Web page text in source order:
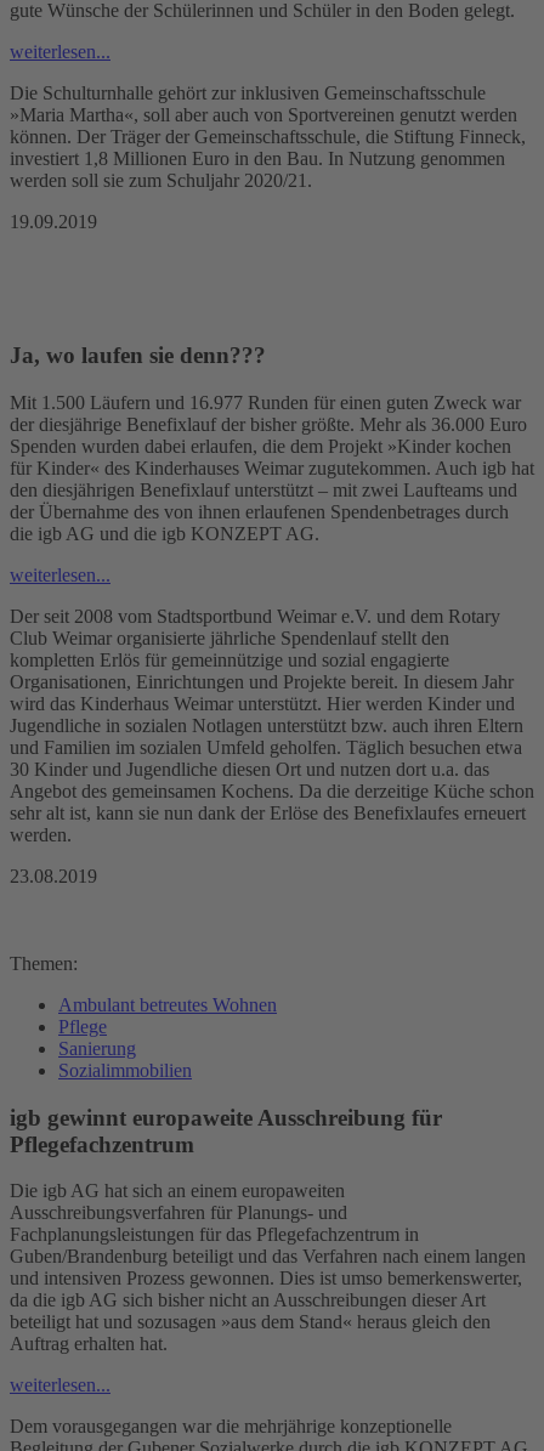
gute Wünsche der Schülerinnen und Schüler in den Boden gelegt.
weiterlesen...
Die Schulturnhalle gehört zur inklusiven Gemeinschaftsschule
»Maria Martha«, soll aber auch von Sportvereinen genutzt werden
können. Der Träger der Gemeinschaftsschule, die Stiftung Finneck,
investiert 1,8 Millionen Euro in den Bau. In Nutzung genommen
werden soll sie zum Schuljahr 2020/21.
19.09.2019
Ja, wo laufen sie denn???
Mit 1.500 Läufern und 16.977 Runden für einen guten Zweck war
der diesjährige Benefixlauf der bisher größte. Mehr als 36.000 Euro
Spenden wurden dabei erlaufen, die dem Projekt »Kinder kochen
für Kinder« des Kinderhauses Weimar zugutekommen. Auch igb hat
den diesjährigen Benefixlauf unterstützt – mit zwei Laufteams und
der Übernahme des von ihnen erlaufenen Spendenbetrages durch
die igb AG und die igb KONZEPT AG.
weiterlesen...
Der seit 2008 vom Stadtsportbund Weimar e.V. und dem Rotary
Club Weimar organisierte jährliche Spendenlauf stellt den
kompletten Erlös für gemeinnützige und sozial engagierte
Organisationen, Einrichtungen und Projekte bereit. In diesem Jahr
wird das Kinderhaus Weimar unterstützt. Hier werden Kinder und
Jugendliche in sozialen Notlagen unterstützt bzw. auch ihren Eltern
und Familien im sozialen Umfeld geholfen. Täglich besuchen etwa
30 Kinder und Jugendliche diesen Ort und nutzen dort u.a. das
Angebot des gemeinsamen Kochens. Da die derzeitige Küche schon
sehr alt ist, kann sie nun dank der Erlöse des Benefixlaufes erneuert
werden.
23.08.2019
Themen:
Ambulant betreutes Wohnen
Pflege
Sanierung
Sozialimmobilien
igb gewinnt europaweite Ausschreibung für
Pflegefachzentrum
Die igb AG hat sich an einem europaweiten
Ausschreibungsverfahren für Planungs- und
Fachplanungsleistungen für das Pflegefachzentrum in
Guben/Brandenburg beteiligt und das Verfahren nach einem langen
und intensiven Prozess gewonnen. Dies ist umso bemerkenswerter,
da die igb AG sich bisher nicht an Ausschreibungen dieser Art
beteiligt hat und sozusagen »aus dem Stand« heraus gleich den
Auftrag erhalten hat.
weiterlesen...
Dem vorausgegangen war die mehrjährige konzeptionelle